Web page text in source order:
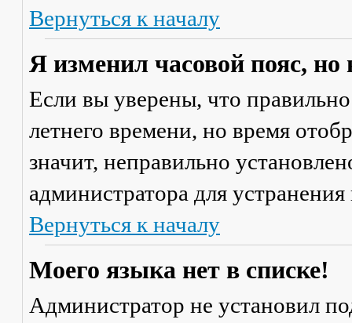
Вернуться к началу
Я изменил часовой пояс,
Если вы уверены, что
летнего времени, но время
значит, неправильно
администратора для
Вернуться к началу
Моего языка нет в списке!
Администратор не установил